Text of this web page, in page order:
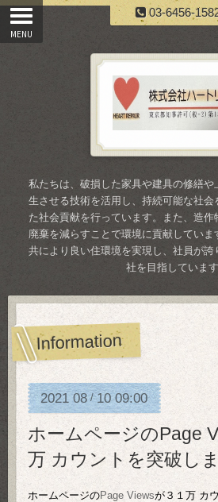
03-6456-
私たちは、破損した家具や建具の修繕
生させる技術を活用し、持続可能な社会
た社会貢献を行っています。また、造作
廃棄を減らすことで環境に貢献していま
共により良い住環境を実現し、社員が誇
社を目指しています
Information
2021 08/10 09:00
ホームページのPage
万 カウントを突破し
ホームページのPage Viewsが３１万 カ